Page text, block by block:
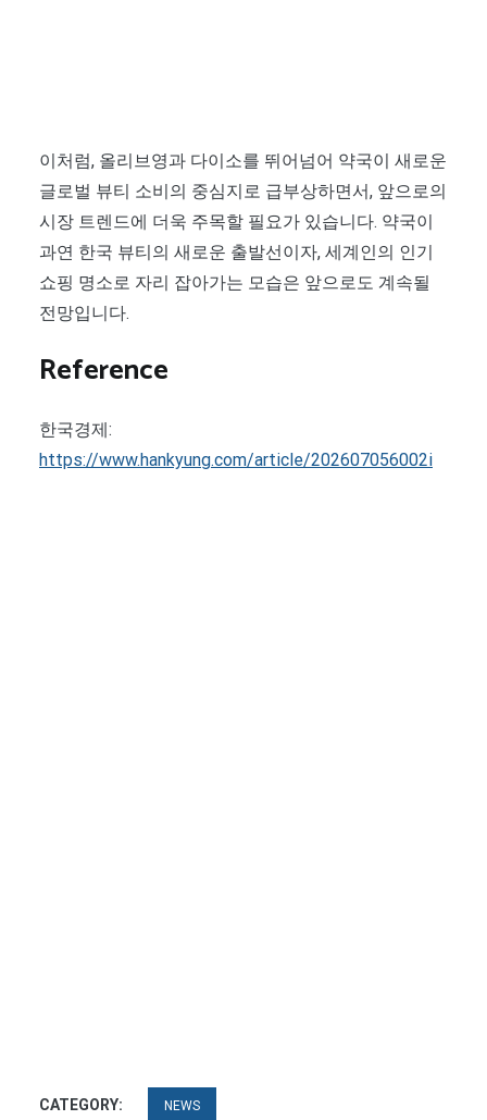
이처럼, 올리브영과 다이소를 뛰어넘어 약국이 새로운
글로벌 뷰티 소비의 중심지로 급부상하면서, 앞으로의
시장 트렌드에 더욱 주목할 필요가 있습니다. 약국이
과연 한국 뷰티의 새로운 출발선이자, 세계인의 인기
쇼핑 명소로 자리 잡아가는 모습은 앞으로도 계속될
전망입니다.
Reference
한국경제:
https://www.hankyung.com/article/202607056002i
CATEGORY: NEWS